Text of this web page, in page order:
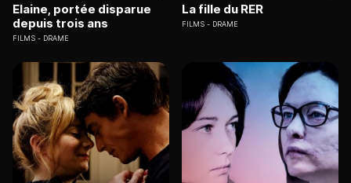
Elaine, portée disparue
depuis trois ans
FILMS DRAME
La fille du RER
FILMS DRAME